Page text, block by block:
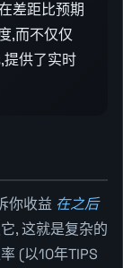
差距比预期
,而不仅仅
提供了实时
你收益 在之后
, 这就是复杂的
(以10年TIPS